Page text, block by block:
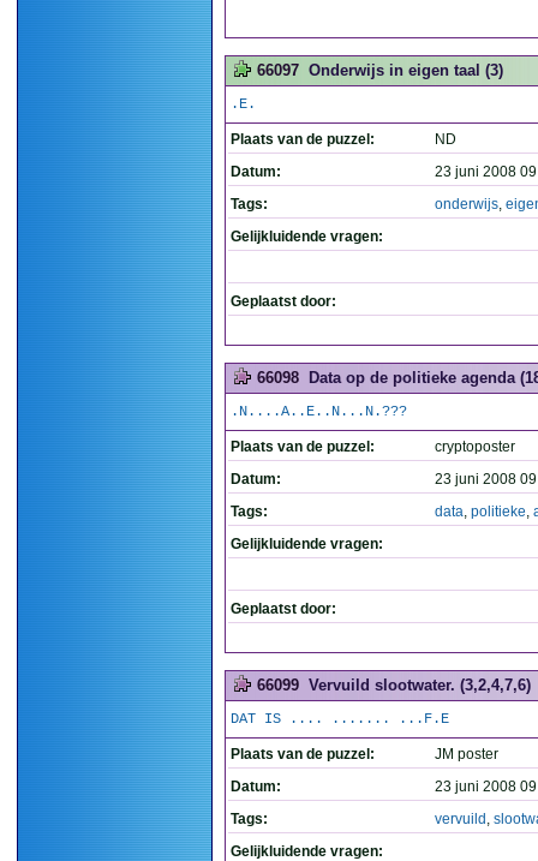
66097 Onderwijs in eigen taal (3)
.E.
Plaats van de puzzel:
ND
Datum:
23 juni 2008
Tags:
onderwijs,
Gelijkluidende vragen:
Geplaatst door:
66098 Data op de politieke agenda
.N....A..E..N...N.???
Plaats van de puzzel:
cryptoposter
Datum:
23 juni 2008
Tags:
data, politieke,
Gelijkluidende vragen:
Geplaatst door:
66099 Vervuild slootwater. (3,2,4,7,6)
DAT IS .... ....... ...F.E
Plaats van de puzzel:
JM poster
Datum:
23 juni 2008
Tags:
vervuild ,
Gelijkluidende vragen: